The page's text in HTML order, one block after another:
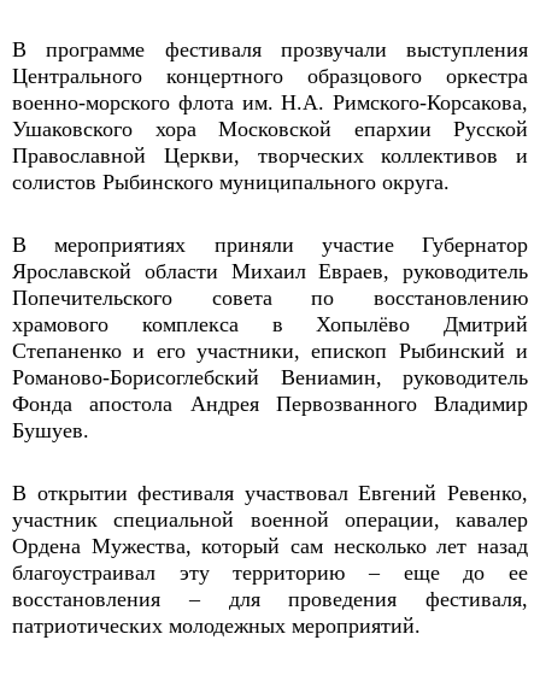
В программе фестиваля прозвучали выступления
Центрального концертного образцового оркестра
военно-морского флота им. Н.А. Римского-Корсакова,
Ушаковского хора Московской епархии Русской
Православной Церкви, творческих коллективов и
солистов Рыбинского муниципального округа.
В мероприятиях приняли участие Губернатор
Ярославской области Михаил Евраев, руководитель
Попечительского совета по восстановлению
храмового комплекса в Хопылёво Дмитрий
Степаненко и его участники, епископ Рыбинский и
Романово-Борисоглебский Вениамин, руководитель
Фонда апостола Андрея Первозванного Владимир
Бушуев.
В открытии фестиваля участвовал Евгений Ревенко,
участник специальной военной операции, кавалер
Ордена Мужества, который сам несколько лет назад
благоустраивал эту территорию – еще до ее
восстановления – для проведения фестиваля,
патриотических молодежных мероприятий.